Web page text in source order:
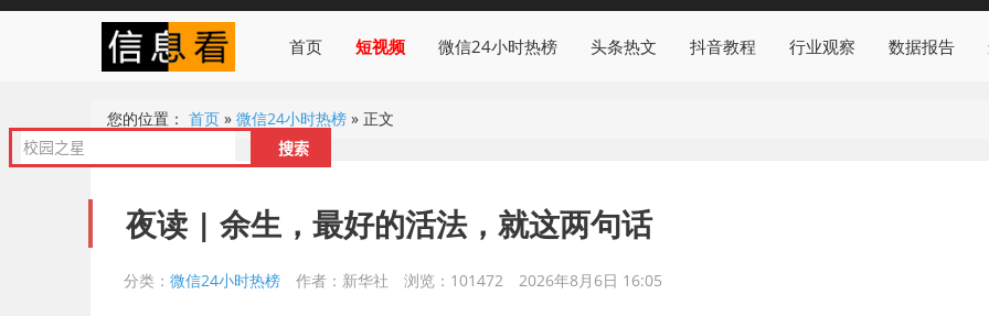
首页 短视频 微信24小时热榜 头条热文 抖音教程 行业观察 数据报告
您的位置： 首页 » 微信24小时热榜 » 正文
夜读 | 余生，最好的活法，就这两句话
分类： 微信24小时热榜 作者：新华社 浏览：101472 2026年8月6日 16:05